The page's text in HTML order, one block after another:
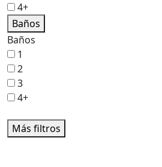
4+
Baños
Baños
1
2
3
4+
Más filtros